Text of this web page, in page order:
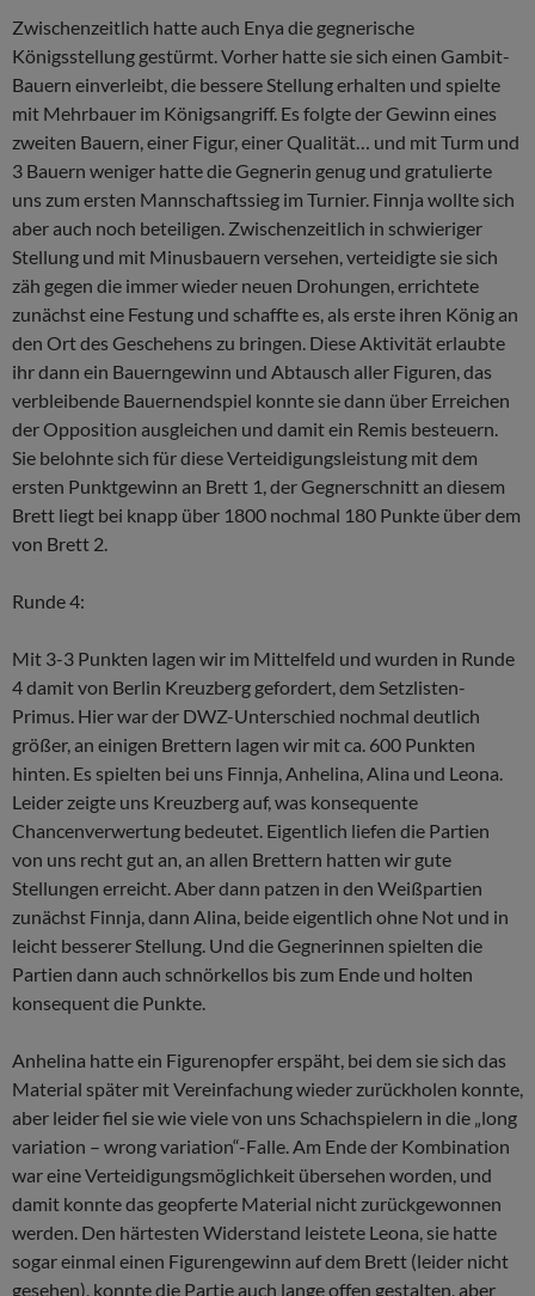
Zwischenzeitlich hatte auch Enya die gegnerische
Königsstellung gestürmt. Vorher hatte sie sich einen Gambit-
Bauern einverleibt, die bessere Stellung erhalten und spielte
mit Mehrbauer im Königsangriff. Es folgte der Gewinn eines
zweiten Bauern, einer Figur, einer Qualität… und mit Turm und
3 Bauern weniger hatte die Gegnerin genug und gratulierte
uns zum ersten Mannschaftssieg im Turnier. Finnja wollte sich
aber auch noch beteiligen. Zwischenzeitlich in schwieriger
Stellung und mit Minusbauern versehen, verteidigte sie sich
zäh gegen die immer wieder neuen Drohungen, errichtete
zunächst eine Festung und schaffte es, als erste ihren König an
den Ort des Geschehens zu bringen. Diese Aktivität erlaubte
ihr dann ein Bauerngewinn und Abtausch aller Figuren, das
verbleibende Bauernendspiel konnte sie dann über Erreichen
der Opposition ausgleichen und damit ein Remis besteuern.
Sie belohnte sich für diese Verteidigungsleistung mit dem
ersten Punktgewinn an Brett 1, der Gegnerschnitt an diesem
Brett liegt bei knapp über 1800 nochmal 180 Punkte über dem
von Brett 2.
Runde 4:
Mit 3-3 Punkten lagen wir im Mittelfeld und wurden in Runde
4 damit von Berlin Kreuzberg gefordert, dem Setzlisten-
Primus. Hier war der DWZ-Unterschied nochmal deutlich
größer, an einigen Brettern lagen wir mit ca. 600 Punkten
hinten. Es spielten bei uns Finnja, Anhelina, Alina und Leona.
Leider zeigte uns Kreuzberg auf, was konsequente
Chancenverwertung bedeutet. Eigentlich liefen die Partien
von uns recht gut an, an allen Brettern hatten wir gute
Stellungen erreicht. Aber dann patzen in den Weißpartien
zunächst Finnja, dann Alina, beide eigentlich ohne Not und in
leicht besserer Stellung. Und die Gegnerinnen spielten die
Partien dann auch schnörkellos bis zum Ende und holten
konsequent die Punkte.
Anhelina hatte ein Figurenopfer erspäht, bei dem sie sich das
Material später mit Vereinfachung wieder zurückholen konnte,
aber leider fiel sie wie viele von uns Schachspielern in die „long
variation – wrong variation“-Falle. Am Ende der Kombination
war eine Verteidigungsmöglichkeit übersehen worden, und
damit konnte das geopferte Material nicht zurückgewonnen
werden. Den härtesten Widerstand leistete Leona, sie hatte
sogar einmal einen Figurengewinn auf dem Brett (leider nicht
gesehen), konnte die Partie auch lange offen gestalten, aber